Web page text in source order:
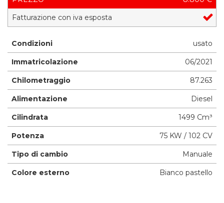
Fatturazione con iva esposta
Condizioni usato
Immatricolazione 06/2021
Chilometraggio 87.263
Alimentazione Diesel
Cilindrata 1499 Cm³
Potenza 75 KW / 102 CV
Tipo di cambio Manuale
Colore esterno Bianco pastello